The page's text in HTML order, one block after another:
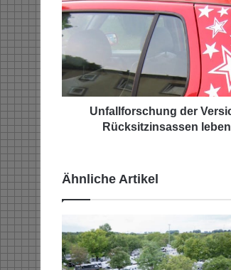
f
a
l
f
o
r
n
g
d
r
V
e
Unfallforschung der
Rücksitzinsassen
Ähnliche Artikel